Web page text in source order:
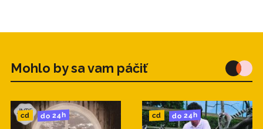
Mohlo by sa vam páčiť
cd do 24h cd do 24h